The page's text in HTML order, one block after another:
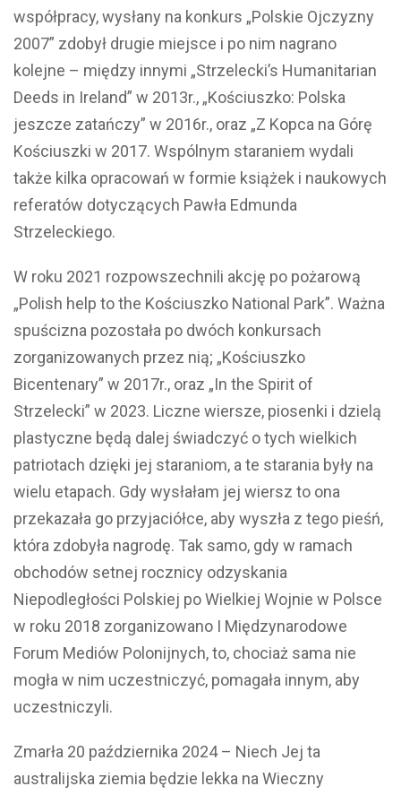
współpracy, wysłany na konkurs „Polskie Ojczyzny
2007” zdobył drugie miejsce i po nim nagrano
kolejne – między innymi „Strzelecki’s Humanitarian
Deeds in Ireland” w 2013r., „Kościuszko: Polska
jeszcze zatańczy” w 2016r., oraz „Z Kopca na Górę
Kościuszki w 2017. Wspólnym staraniem wydali
także kilka opracowań w formie książek i naukowych
referatów dotyczących Pawła Edmunda
Strzeleckiego.
W roku 2021 rozpowszechnili akcję po pożarową
„Polish help to the Kościuszko National Park”. Ważna
spuścizna pozostała po dwóch konkursach
zorganizowanych przez nią; „Kościuszko
Bicentenary” w 2017r., oraz „In the Spirit of
Strzelecki” w 2023. Liczne wiersze, piosenki i dzielą
plastyczne będą dalej świadczyć o tych wielkich
patriotach dzięki jej staraniom, a te starania były na
wielu etapach. Gdy wysłałam jej wiersz to ona
przekazała go przyjaciółce, aby wyszła z tego pieśń,
która zdobyła nagrodę. Tak samo, gdy w ramach
obchodów setnej rocznicy odzyskania
Niepodległości Polskiej po Wielkiej Wojnie w Polsce
w roku 2018 zorganizowano I Międzynarodowe
Forum Mediów Polonijnych, to, chociaż sama nie
mogła w nim uczestniczyć, pomagała innym, aby
uczestniczyli.
Zmarła 20 października 2024 – Niech Jej ta
australijska ziemia będzie lekka na Wieczny